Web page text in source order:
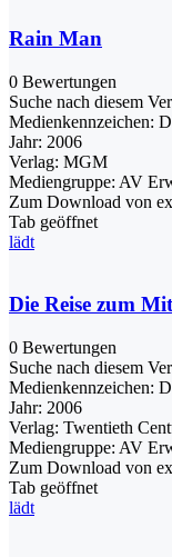
Rain Man
0 Bewertungen
Suche nach diesem
Medienkennzeichen:
Jahr: 2006
Verlag: MGM
Mediengruppe: AV
Zum Download von
Tab geöffnet
lädt
Die Reise zum
0 Bewertungen
Suche nach diesem
Medienkennzeichen:
Jahr: 2006
Verlag: Twentieth
Mediengruppe: AV
Zum Download von
Tab geöffnet
lädt